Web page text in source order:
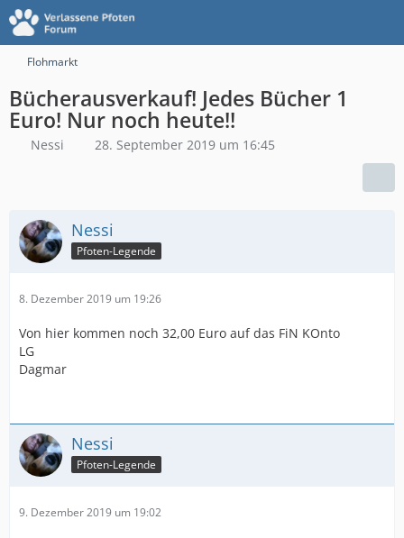
Flohmarkt
Bücherausverkauf! Jedes Bücher 1
Euro! Nur noch heute!!
Nessi 28. September 2019 um 16:45
Nessi
Pfoten-Legende
8. Dezember 2019 um 19:26
Von hier kommen noch 32,00 Euro auf das FiN KOnto
LG
Dagmar
Nessi
Pfoten-Legende
9. Dezember 2019 um 19:02